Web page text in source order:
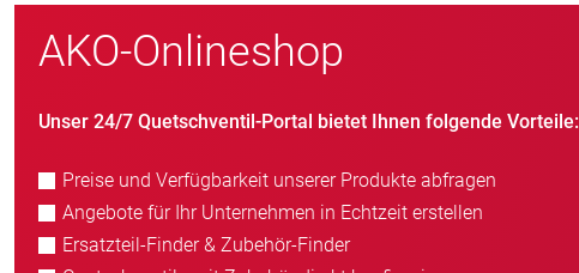
AKO-Onlineshop
Unser 24/7 Quetschventil-Portal bietet Ihnen folgende Vorteile:
Preise und Verfügbarkeit unserer Produkte abfragen
Angebote für Ihr Unternehmen in Echtzeit erstellen
Ersatzteil-Finder & Zubehör-Finder